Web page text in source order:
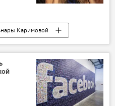
Каримовой
суд